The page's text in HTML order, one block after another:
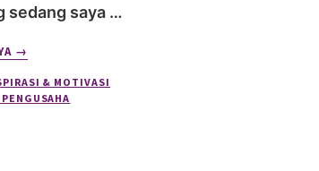
sedang saya …
HAMBATAN
MENJADI
PENGUSAHA
→
& MOTIVASI